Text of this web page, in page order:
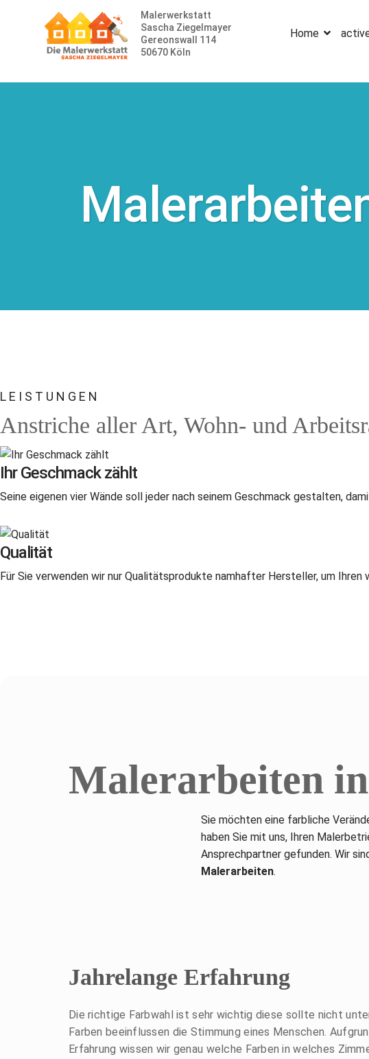
Malerwerkstatt
Sascha Ziegelmayer
Gereonswall 114
50670 Köln
Home
LEISTUNGEN
Anstriche aller Art, Wohn- und
Ihr Geschmack zählt
Seine eigenen vier Wände soll jeder nach seinem Geschmack gestalten,
Qualität
Für Sie verwenden wir nur Qualitätsprodukte namhafter Hersteller, um
Malerarbeiten
Sie möchten eine farbliche
haben Sie mit uns, Ihren
Ansprechpartner gefunden. Wir
Malerarbeiten.
Jahrelange Erfahrung
Die richtige Farbwahl ist sehr wichtig diese sollte nicht
Farben beeinflussen die Stimmung eines Menschen.
Erfahrung wissen wir genau welche Farben in welches